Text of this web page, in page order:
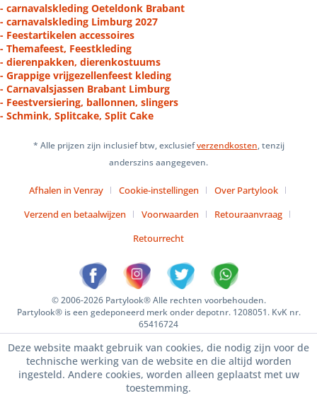
- carnavalskleding Oeteldonk Brabant
- carnavalskleding Limburg 2027
- Feestartikelen accessoires
- Themafeest, Feestkleding
- dierenpakken, dierenkostuums
- Grappige vrijgezellenfeest kleding
- Carnavalsjassen Brabant Limburg
- Feestversiering, ballonnen, slingers
- Schmink, Splitcake, Split Cake
* Alle prijzen zijn inclusief btw, exclusiefverzendkosten, tenzij
anderszins aangegeven.
Afhalen in Venray Cookie-instellingen
Over Partylook
Verzend en betaalwijzen
Voorwaarden
Retouraanvraag
Retourrecht
© 2006-2026 Partylook® Alle rechten voorbehouden.
Partylook® is een gedeponeerd merk onder depotnr. 1208051. KvK nr.
65416724
Deze website maakt gebruik van cookies, die nodig zijn voor de
technische werking van de website en die altijd worden
ingesteld. Andere cookies, worden alleen geplaatst met uw
toestemming.